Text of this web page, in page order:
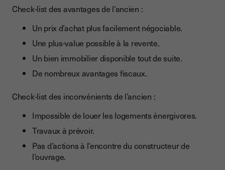
Check-list des avantages de l’ancien :
Un prix d’achat plus facilement négociable.
Une plus-value possible à la revente.
Un bien immobilier disponible tout de suite.
De nombreux avantages fiscaux.
Check-list des inconvénients de l’ancien :
Impossible de louer les logements énergivores.
Travaux à prévoir.
Pas d’actions à l’encontre du constructeur de
l’ouvrage.